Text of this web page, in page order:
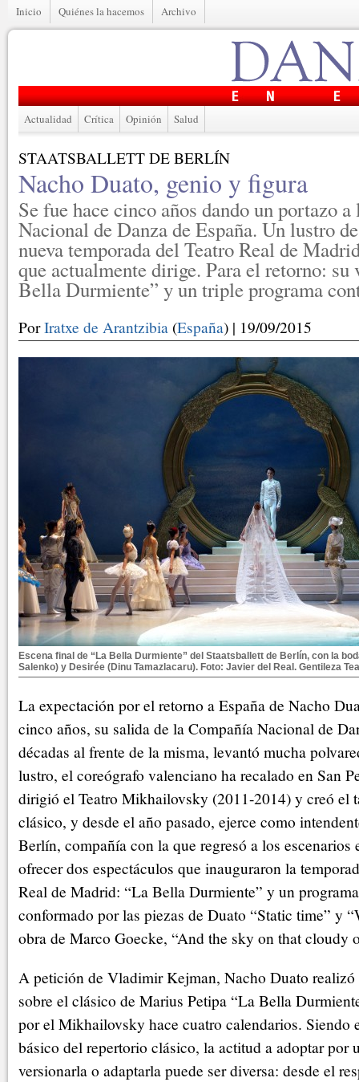
Inicio Quiénes la hacemos Archivo
Actualidad Crítica Opinión Salud
STAATSBALLETT DE BERLÍN
Nacho Duato, genio y figura
Se fue hace cinco años dando un portazo
Nacional de Danza de España. Un lustro
nueva temporada del Teatro Real de
que actualmente dirige. Para el retorno: su
Bella Durmiente” y un triple programa
PorIratxe de Arantzibia (España) | 19/09/2015
Escena final de “La Bella Durmiente” del Staatsballett de Berlín, con la
Salenko) y Desirée (Dinu Tamazlacaru). Foto: Javier del Real. Gentileza
La expectación por el retorno a España de Nacho
cinco años, su salida de la Compañía Nacional de
décadas al frente de la misma, levantó mucha
lustro, el coreógrafo valenciano ha recalado en San
dirigió el Teatro Mikhailovsky (2011-2014) y creó el
clásico, y desde el año pasado, ejerce como
Berlín, compañía con la que regresó a los escenarios
ofrecer dos espectáculos que inauguraron la
Real de Madrid: “La Bella Durmiente” y un
conformado por las piezas de Duato “Static time” y
obra de Marco Goecke, “And the sky on that cloudy
A petición de Vladimir Kejman, Nacho Duato realizó
sobre el clásico de Marius Petipa “La Bella
por el Mikhailovsky hace cuatro calendarios. Siendo
básico del repertorio clásico, la actitud a adoptar por
versionarla o adaptarla puede ser diversa: desde el